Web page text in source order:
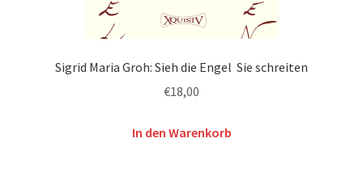
Sigrid Maria Groh: Sieh die Engel Sie schreiten
€18,00
In den Warenkorb